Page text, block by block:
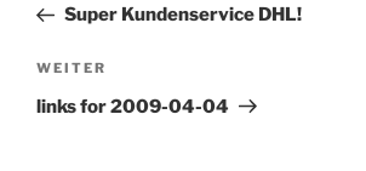
Beitrag
Super Kundenservice DHL!
Nächster
Beitrag
WEITER
links for 2009-04-04